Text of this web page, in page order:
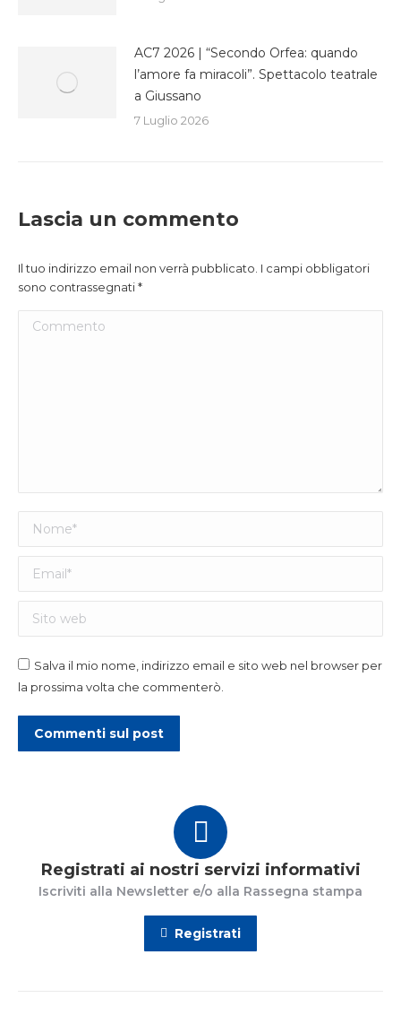
AC7 2026 | “Secondo Orfea: quando
l’amore fa miracoli”. Spettacolo teatrale
a Giussano
7 Luglio 2026
Lascia un commento
Il tuo indirizzo email non verrà pubblicato. I campi obbligatori
sono contrassegnati*
Commento
Nome *
Email *
Sito web
Salva il mio nome, indirizzo email e sito web nel browser per
la prossima volta che commenterò.
Commenti sul post
Registrati ai nostri servizi informativi
Iscriviti alla Newsletter e/o alla Rassegna stampa
Registrati